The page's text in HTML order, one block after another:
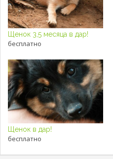
Щенок 3,5 месяца в дар!
бесплатно
Щенок в дар!
бесплатно